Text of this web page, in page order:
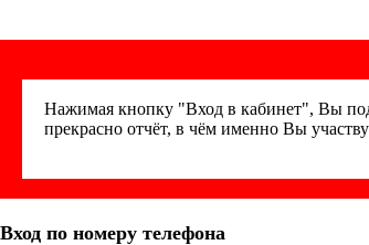
Нажимая кнопку "Вход в кабинет", Вы
прекрасно отчёт, в чём именно Вы
Вход по номеру телефона